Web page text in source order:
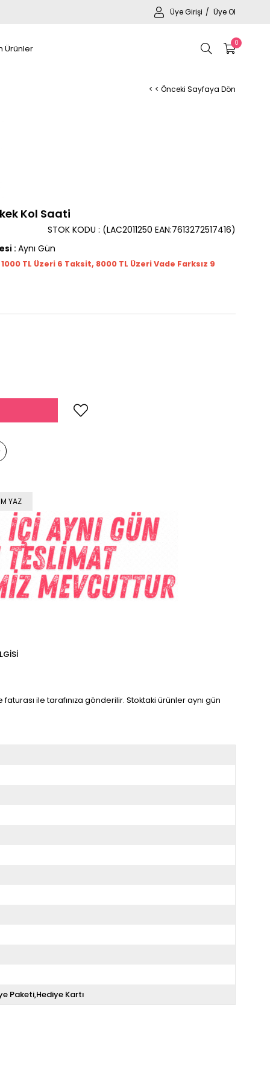
Üye Girişi Üye Ol
0
Ürünler
< < Önceki Sayfaya Dön
Kol Saati
(LAC2011250 EAN:7613272517416)
STOK KODU
: Aynı Gün
TL Üzeri 6 Taksit, 8000 TL Üzeri Vade Farksız 9
YAZ
ile tarafınıza gönderilir. Stoktaki ürünler aynı gün
Paketi,Hediye Kartı